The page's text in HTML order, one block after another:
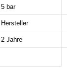
5 bar
Hersteller
2 Jahre